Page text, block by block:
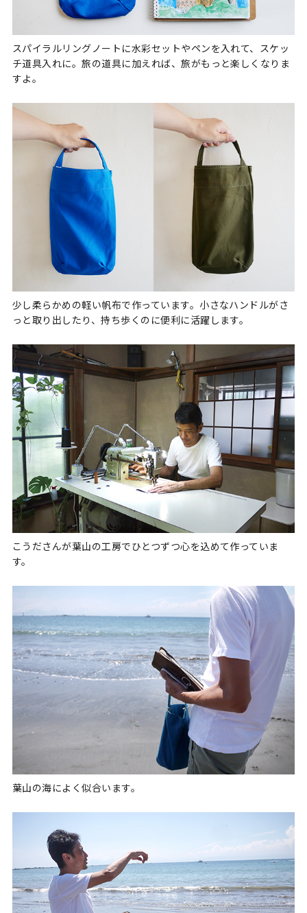
スパイラルリングノートに水彩セットやペンを入れて、スケッ
チ道具入れに。旅の道具に加えれば、旅がもっと楽しくなりま
すよ。
少し柔らかめの軽い帆布で作っています。小さなハンドルがさ
っと取り出したり、持ち歩くのに便利に活躍します。
こうださんが葉山の工房でひとつずつ心を込めて作っていま
す。
葉山の海によく似合います。